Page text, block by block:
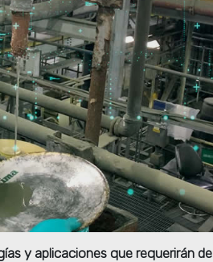
y aplicaciones que requerirán de